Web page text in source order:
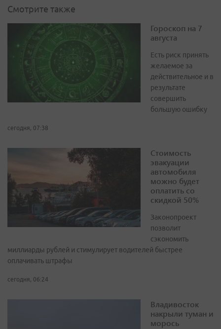
Смотрите также
Гороскоп на 7
августа
Есть риск принять
желаемое за
действительное и в
результате
совершить
большую ошибку
сегодня, 07:38
Стоимость
эвакуации
автомобиля
можно будет
оплатить со
скидкой 50%
Законопроект
позволит
сэкономить
миллиарды рублей и стимулирует водителей быстрее
оплачивать штрафы
сегодня, 06:24
Владивосток
накрыли туман и
морось